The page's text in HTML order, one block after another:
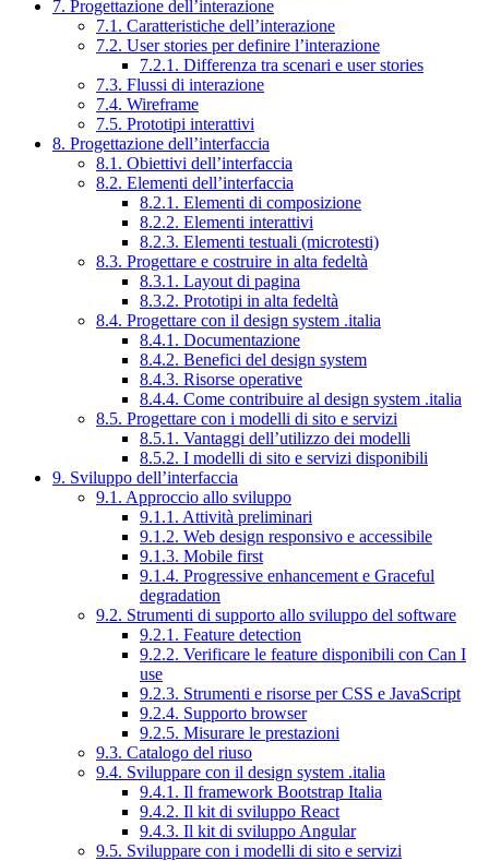
7. Progettazione dell’interazione
7.1. Caratteristiche dell’interazione
7.2. User stories per definire l’interazione
7.2.1. Differenza tra scenari e user stories
7.3. Flussi di interazione
7.4. Wireframe
7.5. Prototipi interattivi
8. Progettazione dell’interfaccia
8.1. Obiettivi dell’interfaccia
8.2. Elementi dell’interfaccia
8.2.1. Elementi di composizione
8.2.2. Elementi interattivi
8.2.3. Elementi testuali (microtesti)
8.3. Progettare e costruire in alta fedeltà
8.3.1. Layout di pagina
8.3.2. Prototipi in alta fedeltà
8.4. Progettare con il design system .italia
8.4.1. Documentazione
8.4.2. Benefici del design system
8.4.3. Risorse operative
8.4.4. Come contribuire al design system .italia
8.5. Progettare con i modelli di sito e servizi
8.5.1. Vantaggi dell’utilizzo dei modelli
8.5.2. I modelli di sito e servizi disponibili
9. Sviluppo dell’interfaccia
9.1. Approccio allo sviluppo
9.1.1. Attività preliminari
9.1.2. Web design responsivo e accessibile
9.1.3. Mobile first
9.1.4. Progressive enhancement e Graceful
degradation
9.2. Strumenti di supporto allo sviluppo del software
9.2.1. Feature detection
9.2.2. Verificare le feature disponibili con Can I
use
9.2.3. Strumenti e risorse per CSS e JavaScript
9.2.4. Supporto browser
9.2.5. Misurare le prestazioni
9.3. Catalogo del riuso
9.4. Sviluppare con il design system .italia
9.4.1. Il framework Bootstrap Italia
9.4.2. Il kit di sviluppo React
9.4.3. Il kit di sviluppo Angular
9.5. Sviluppare con i modelli di sito e servizi